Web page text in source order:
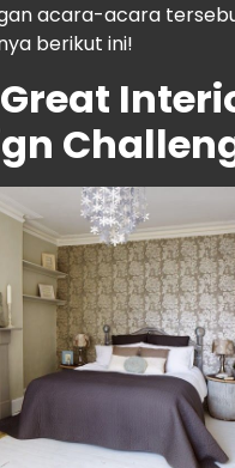
acara-acara
berikut ini!